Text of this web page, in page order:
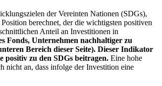
der Vereinten Nationen (SDGs),
berechnet, der die wichtigsten positiven
Anteil an Investitionen in
Fonds, Unternehmen nachhaltiger zu
Bereich dieser Seite). Dieser Indikator
zu den SDGs beitragen. Eine hohe
nicht an, dass infolge der Investition eine